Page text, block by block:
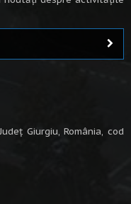
Giurgiu, România, cod